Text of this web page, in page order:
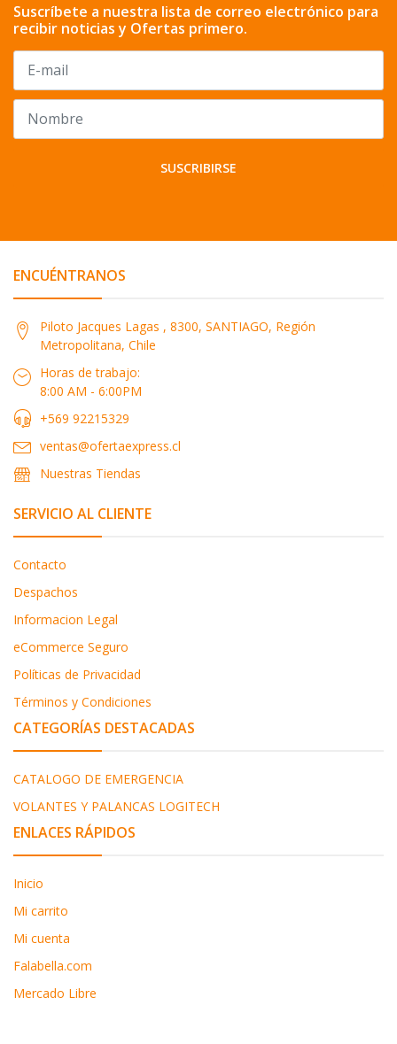
Suscríbete a nuestra lista de correo electrónico para
recibir noticias y Ofertas primero.
SUSCRIBIRSE
ENCUÉNTRANOS
Piloto Jacques Lagas , 8300, SANTIAGO, Región
Metropolitana, Chile
Horas de trabajo:
8:00 AM - 6:00PM
+569 92215329
ventas@ofertaexpress.cl
Nuestras Tiendas
SERVICIO AL CLIENTE
Contacto
Despachos
Informacion Legal
eCommerce Seguro
Políticas de Privacidad
Términos y Condiciones
CATEGORÍAS DESTACADAS
CATALOGO DE EMERGENCIA
VOLANTES Y PALANCAS LOGITECH
ENLACES RÁPIDOS
Inicio
Mi carrito
Mi cuenta
Falabella.com
Mercado Libre